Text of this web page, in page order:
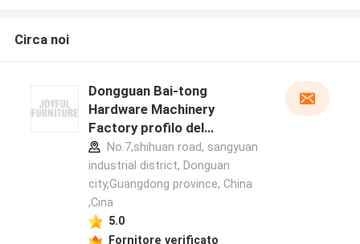
Circa noi
Dongguan Bai-tong
Hardware Machinery
Factory profilo del
produttore
No.7,shihuan road, sangyuan
industrial district, Donguan
city,Guangdong province, China
,Cina
5.0
Fornitore verificato